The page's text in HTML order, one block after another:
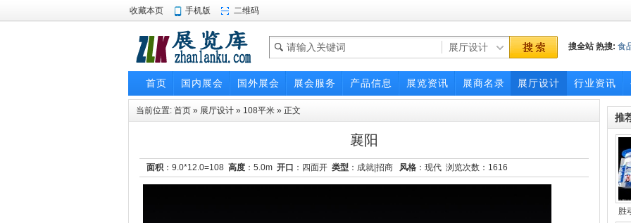
收藏本页 手机版 二维码
搜全站 热搜: 食
首页 国内展会 国外展会 展会服务 产品信息 展览资讯 展商名录 展厅设计 行业资讯
当前位置: 首页 » 展厅设计 » 108平米 » 正文
襄阳
面积 ：9.0*12.0=108 高度 ：5.0m 开口 ：四面开 类型 ：成就|招商 风格 ：现代 浏览次数： 1616
推
胜